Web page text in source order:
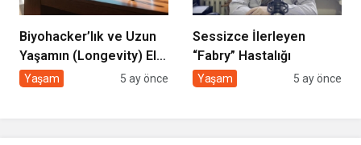
Biyohacker’lık ve Uzun
Yaşamın (Longevity) El
Kitabı
Yaşam 5 ay önce
Sessizce İlerleyen
“Fabry” Hastalığı
Yaşam 5 ay önce